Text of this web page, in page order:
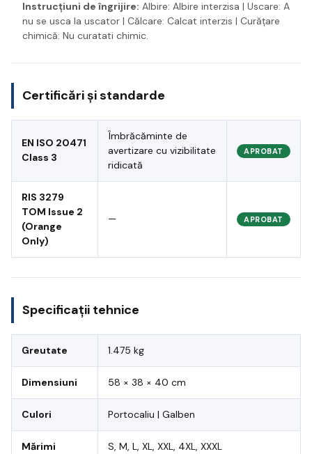
Instrucțiuni de îngrijire: Albire: Albire interzisa | Uscare: A
nu se usca la uscator | Călcare: Calcat interzis | Curățare
chimică: Nu curatati chimic.
Certificări și standarde
EN ISO 20471
Class 3
Îmbrăcăminte de
avertizare cu vizibilitate
ridicată
APROBAT
RIS 3279
TOM Issue 2
(Orange
Only)
— APROBAT
Specificații tehnice
Greutate 1.475 kg
Dimensiuni 58 × 38 × 40 cm
Culori Portocaliu | Galben
Mărimi S, M, L, XL, XXL, 4XL, XXXL